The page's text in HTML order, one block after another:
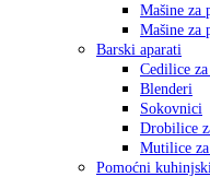
Mašine za
Mašine za
Barski aparati
Cedilice
Blenderi
Sokovnici
Drobilice
Mutilice za
Pomoćni